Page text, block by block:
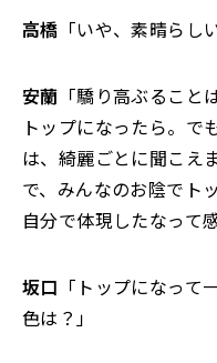
高橋 「いや、素晴らし
安蘭 「驕り高ぶること
トップになったら。で
は、綺麗ごとに聞こえ
で、みんなのお陰でト
自分で体現したなって
坂口 「トップになっ
色は？」